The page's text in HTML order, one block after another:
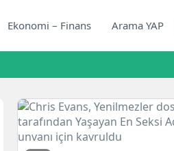
Ekonomi – Finans Arama YAP